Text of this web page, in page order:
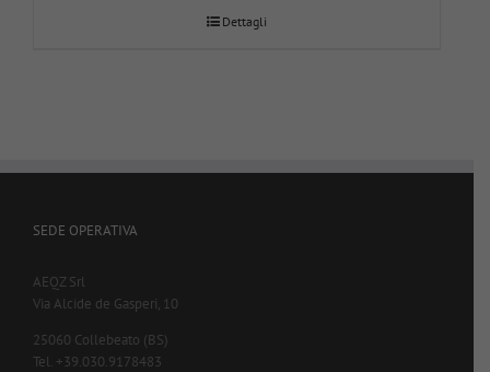
Dettagli
SEDE OPERATIVA
AEQZ Srl
Via Alcide de Gasperi, 10
25060 Collebeato (BS)
Tel. +39.030.9178483